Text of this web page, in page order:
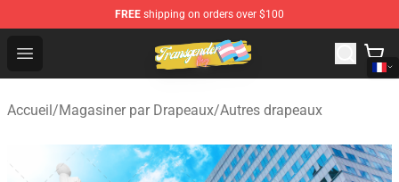
FREE shipping on orders over $100
Open menu
Transgender Flag Store - The Best Transgender Flag
Accueil/Magasiner par Drapeaux/Autres drapeaux